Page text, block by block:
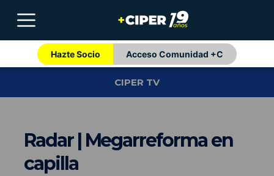
Hazte Socio Acceso Comunidad +C
CIPER TV
Radar | Megarreforma en
capilla